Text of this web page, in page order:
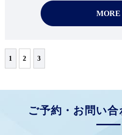
MORE
1 2 3
ご予約・お問い